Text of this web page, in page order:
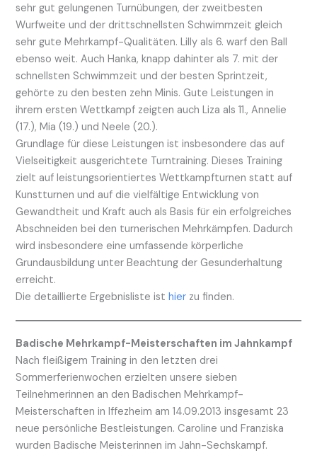
sehr gut gelungenen Turnübungen, der zweitbesten
Wurfweite und der drittschnellsten Schwimmzeit gleich
sehr gute Mehrkampf-Qualitäten. Lilly als 6. warf den Ball
ebenso weit. Auch Hanka, knapp dahinter als 7. mit der
schnellsten Schwimmzeit und der besten Sprintzeit,
gehörte zu den besten zehn Minis. Gute Leistungen in
ihrem ersten Wettkampf zeigten auch Liza als 11., Annelie
(17.), Mia (19.) und Neele (20.).
Grundlage für diese Leistungen ist insbesondere das auf
Vielseitigkeit ausgerichtete Turntraining. Dieses Training
zielt auf leistungsorientiertes Wettkampfturnen statt auf
Kunstturnen und auf die vielfältige Entwicklung von
Gewandtheit und Kraft auch als Basis für ein erfolgreiches
Abschneiden bei den turnerischen Mehrkämpfen. Dadurch
wird insbesondere eine umfassende körperliche
Grundausbildung unter Beachtung der Gesunderhaltung
erreicht.
Die detaillierte Ergebnisliste isthier zu finden.
Badische Mehrkampf-Meisterschaften im Jahnkampf
Nach fleißigem Training in den letzten drei
Sommerferienwochen erzielten unsere sieben
Teilnehmerinnen an den Badischen Mehrkampf-
Meisterschaften in Iffezheim am 14.09.2013 insgesamt 23
neue persönliche Bestleistungen. Caroline und Franziska
wurden Badische Meisterinnen im Jahn-Sechskampf.